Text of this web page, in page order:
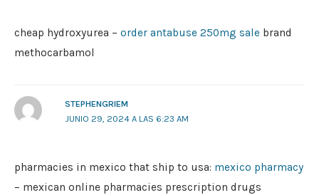
cheap hydroxyurea – order antabuse 250mg sale brand
methocarbamol
STEPHENGRIEM
JUNIO 29, 2024 A LAS 6:23 AM
pharmacies in mexico that ship to usa: mexico pharmacy
– mexican online pharmacies prescription drugs